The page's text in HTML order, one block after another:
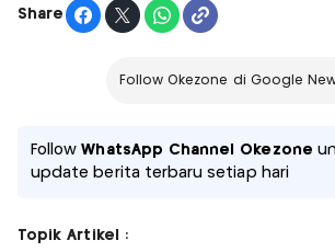
Share
Follow Okezone di Google
FollowWhatsApp Channel Okezone
update berita terbaru setiap hari
Topik Artikel :